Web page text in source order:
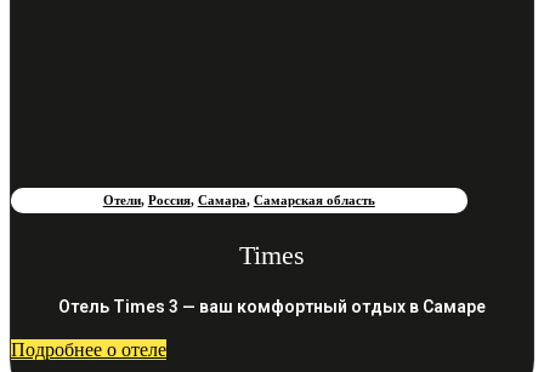
Отели, Россия, Самара, Самарская область
Times
Отель Times 3 — ваш комфортный отдых в Самаре
Подробнее о отеле